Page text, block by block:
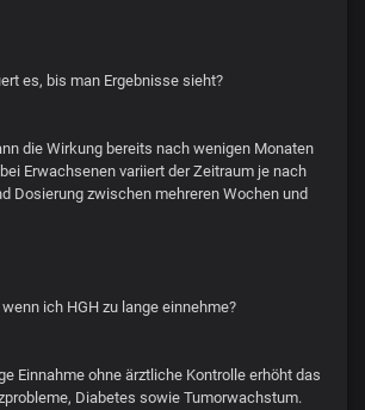
es, bis man Ergebnisse sieht?
die Wirkung bereits nach wenigen Monaten
Erwachsenen variiert der Zeitraum je nach
Dosierung zwischen mehreren Wochen und
ich HGH zu lange einnehme?
Einnahme ohne ärztliche Kontrolle erhöht das
Diabetes sowie Tumorwachstum.